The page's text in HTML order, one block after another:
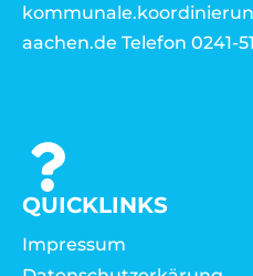
aachen.de Telefon 0241-
QUICKLINKS
Impressum